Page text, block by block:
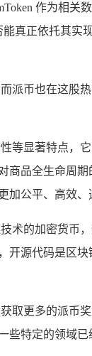
作为相
真正依托其
派币也在这股
等显著特点
品全生命周
公平、高效
术的加密货币
源代码是区
取更多的派
些特定的领域